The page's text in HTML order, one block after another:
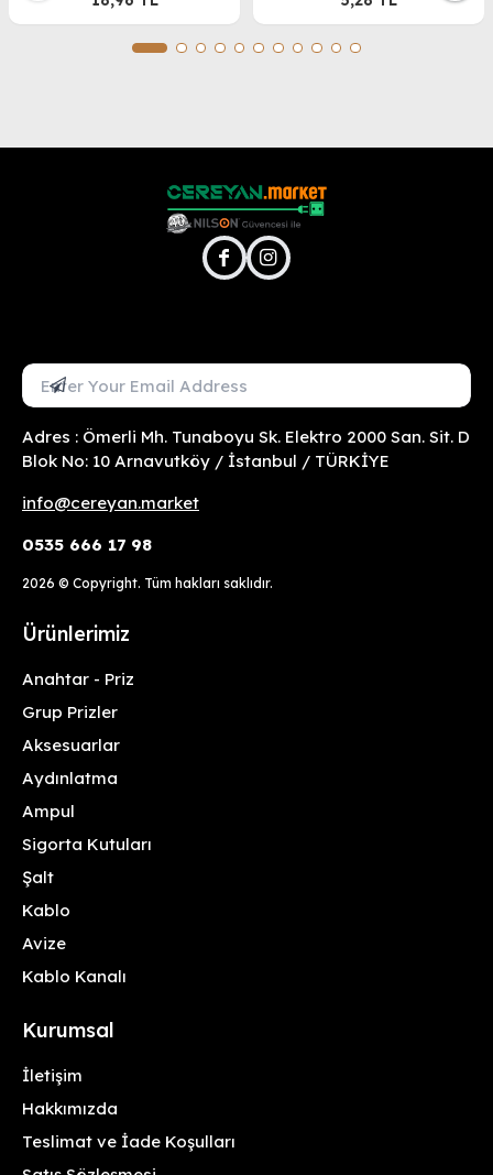
facebookinstagram
Mail Adresini Gir
Abone Ol
Adres : Ömerli Mh. Tunaboyu Sk. Elektro 2000 San. Sit. D
Blok No: 10 Arnavutköy / İstanbul / TÜRKİYE
info@cereyan.market
0535 666 17 98
2026 © Copyright. Tüm hakları saklıdır.
Ürünlerimiz
Anahtar - Priz
Grup Prizler
Aksesuarlar
Aydınlatma
Ampul
Sigorta Kutuları
Şalt
Kablo
Avize
Kablo Kanalı
Kurumsal
İletişim
Hakkımızda
Teslimat ve İade Koşulları